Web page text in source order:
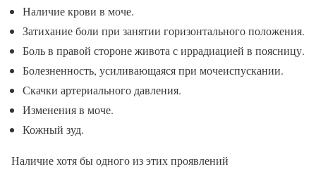
Наличие крови в моче.
Затихание боли при занятии горизонтального положения.
Боль в правой стороне живота с иррадиацией в поясницу.
Болезненность, усиливающаяся при мочеиспускании.
Скачки артериального давления.
Изменения в моче.
Кожный зуд.
Наличие хотя бы одного из этих проявлений